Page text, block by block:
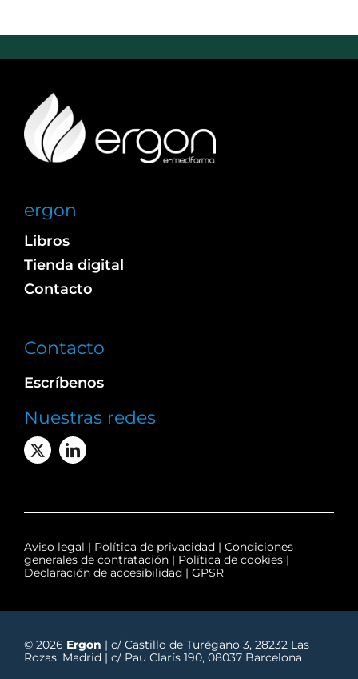
ergon
Libros
Tienda digital
Contacto
Contacto
Escríbenos
Nuestras redes
Aviso legal | Política de privacidad | Condiciones
generales de contratación| Política de cookies|
Declaración de accesibilidad| GPSR
© 2026 Ergon | c/ Castillo de Turégano 3, 28232 Las
Rozas. Madrid | c/ Pau Clarís 190, 08037 Barcelona